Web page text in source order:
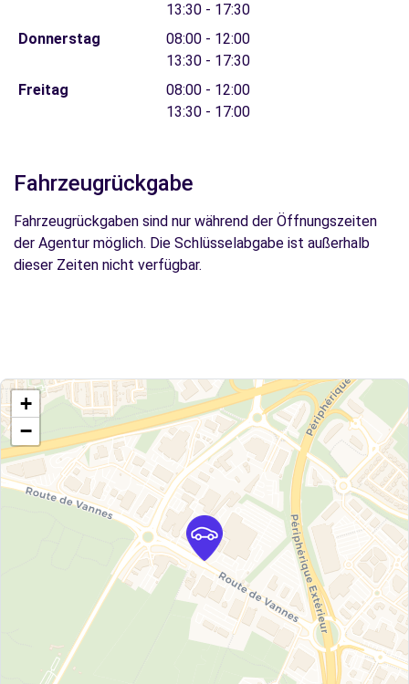
13:30 - 17:30
Donnerstag
08:00 - 12:00
13:30 - 17:30
Freitag
08:00 - 12:00
13:30 - 17:00
Fahrzeugrückgabe
Fahrzeugrückgaben sind nur während der Öffnungszeiten
der Agentur möglich. Die Schlüsselabgabe ist außerhalb
dieser Zeiten nicht verfügbar.
+
−